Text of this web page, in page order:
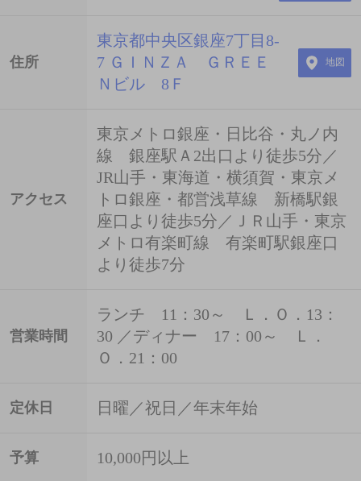
住所
東京都中央区銀座7丁目8-
7 ＧＩＮＺＡ ＧＲＥＥ
Ｎビル 8Ｆ
地図
アクセス
東京メトロ銀座・日比谷・丸ノ内
線 銀座駅Ａ2出口より徒歩5分／
JR山手・東海道・横須賀・東京メ
トロ銀座・都営浅草線 新橋駅銀
座口より徒歩5分／ＪＲ山手・東京
メトロ有楽町線 有楽町駅銀座口
より徒歩7分
営業時間
ランチ 11：30～ Ｌ．Ｏ．13：
30 ／ディナー 17：00～ Ｌ．
Ｏ．21：00
定休日 日曜／祝日／年末年始
予算 10,000円以上